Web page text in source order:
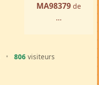
MA98379 de
...
• 806 visiteurs